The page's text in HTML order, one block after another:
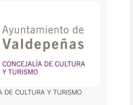
DE CULTURA Y TURISMO